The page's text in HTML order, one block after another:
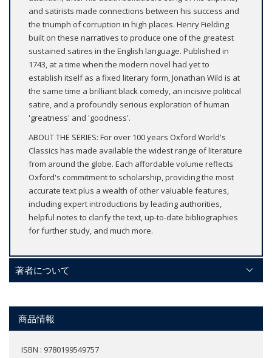
and satirists made connections between his success and
the triumph of corruption in high places. Henry Fielding
built on these narratives to produce one of the greatest
sustained satires in the English language. Published in
1743, at a time when the modern novel had yet to
establish itself as a fixed literary form, Jonathan Wild is at
the same time a brilliant black comedy, an incisive political
satire, and a profoundly serious exploration of human
'greatness' and 'goodness'.
ABOUT THE SERIES: For over 100 years Oxford World's
Classics has made available the widest range of literature
from around the globe. Each affordable volume reflects
Oxford's commitment to scholarship, providing the most
accurate text plus a wealth of other valuable features,
including expert introductions by leading authorities,
helpful notes to clarify the text, up-to-date bibliographies
for further study, and much more.
著者について
商品情報
ISBN : 9780199549757